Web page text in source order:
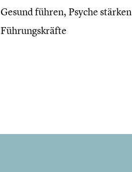
Gesund führen, Psyche stärken
Führungskräfte